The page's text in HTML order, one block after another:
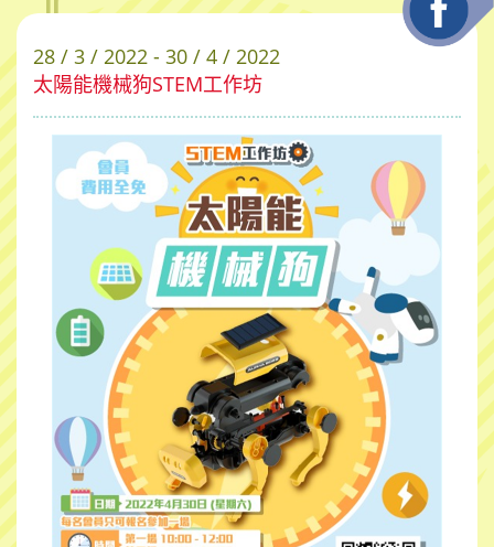
28 / 3 / 2022 - 30 / 4 / 2022
太陽能機械狗STEM工作坊